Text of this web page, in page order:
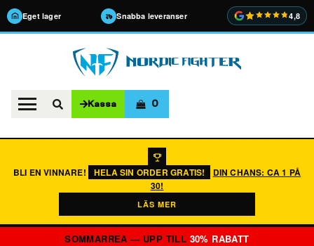
Eget lager Snabba leveranser 4,8
Kassa 0
BLI EN VINNARE! HELA SIN ORDER GRATIS!
DIN CHANS: CA 1 PÅ
30!
LÄS MER
SOMMARREA — UPP TILL 30% RABATT